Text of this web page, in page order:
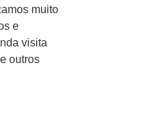
muito
e
visita
outros